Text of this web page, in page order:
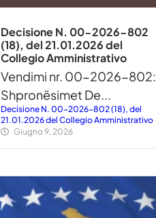
Decisione N. 00-2026-802
(18), del 21.01.2026 del
Collegio Amministrativo
Vendimi nr. 00-2026-802:
Shpronësimet De...
Decisione N. 00-2026-802 (18), del
21.01.2026 del Collegio Amministrativo
Giugno 9, 2026